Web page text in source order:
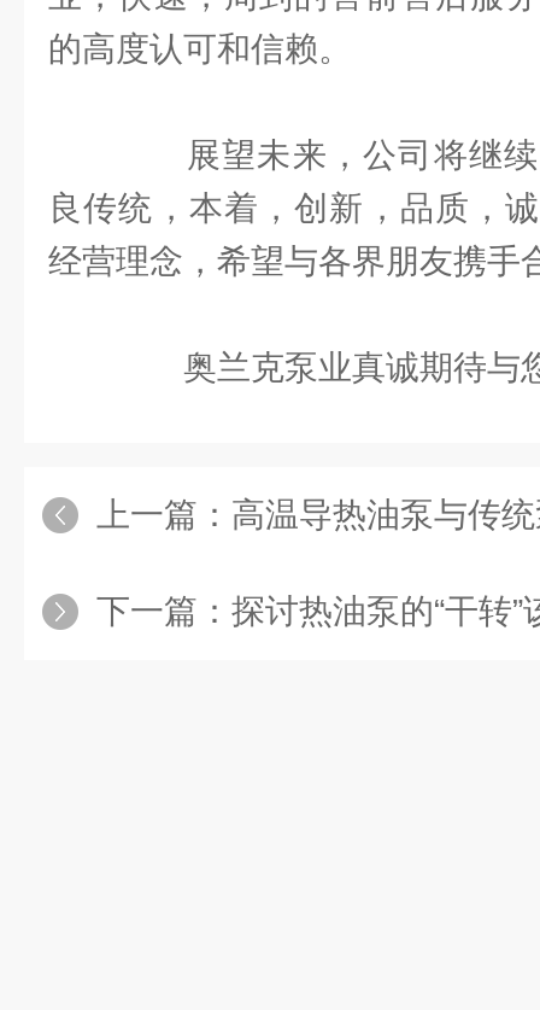
的高度认可和信赖。
展望未来，公司将继续
良传统，本着，创新，品质，
经营理念，希望与各界朋友携手
奥兰克泵业真诚期待与
上一篇： 高温导热油泵与传
下一篇： 探讨热油泵的“干转